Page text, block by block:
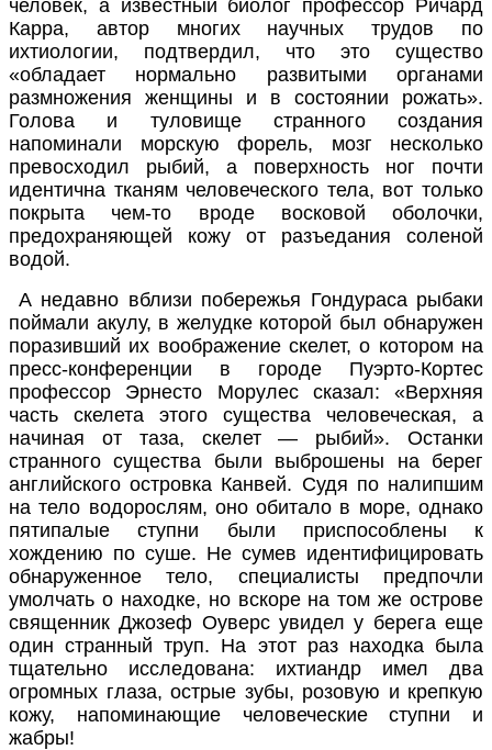
человек, а известный биолог профессор Ричард
Карра, автор многих научных трудов по
ихтиологии, подтвердил, что это существо
«обладает нормально развитыми органами
размножения женщины и в состоянии рожать».
Голова и туловище странного создания
напоминали морскую форель, мозг несколько
превосходил рыбий, а поверхность ног почти
идентична тканям человеческого тела, вот только
покрыта чем-то вроде восковой оболочки,
предохраняющей кожу от разъедания соленой
водой.
А недавно вблизи побережья Гондураса рыбаки
поймали акулу, в желудке которой был обнаружен
поразивший их воображение скелет, о котором на
пресс-конференции в городе Пуэрто-Кортес
профессор Эрнесто Морулес сказал: «Верхняя
часть скелета этого существа человеческая, а
начиная от таза, скелет — рыбий».
Останки
странного существа были выброшены на берег
английского островка Канвей. Судя по налипшим
на тело водорослям, оно обитало в море, однако
пятипалые ступни были приспособлены к
хождению по суше. Не сумев идентифицировать
обнаруженное тело, специалисты предпочли
умолчать о находке, но вскоре на том же острове
священник Джозеф Оуверс увидел у берега еще
один странный труп. На этот раз находка была
тщательно исследована: ихтиандр имел два
огромных глаза, острые зубы, розовую и крепкую
кожу, напоминающие человеческие ступни и
жабры!